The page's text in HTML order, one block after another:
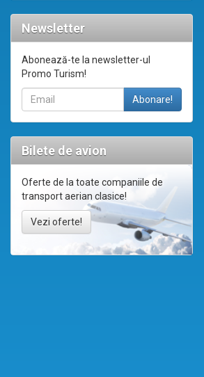
Newsletter
Abonează-te la newsletter-ul
Promo Turism!
Bilete de avion
Oferte de la toate companiile de
transport aerian clasice!
Vezi oferte!